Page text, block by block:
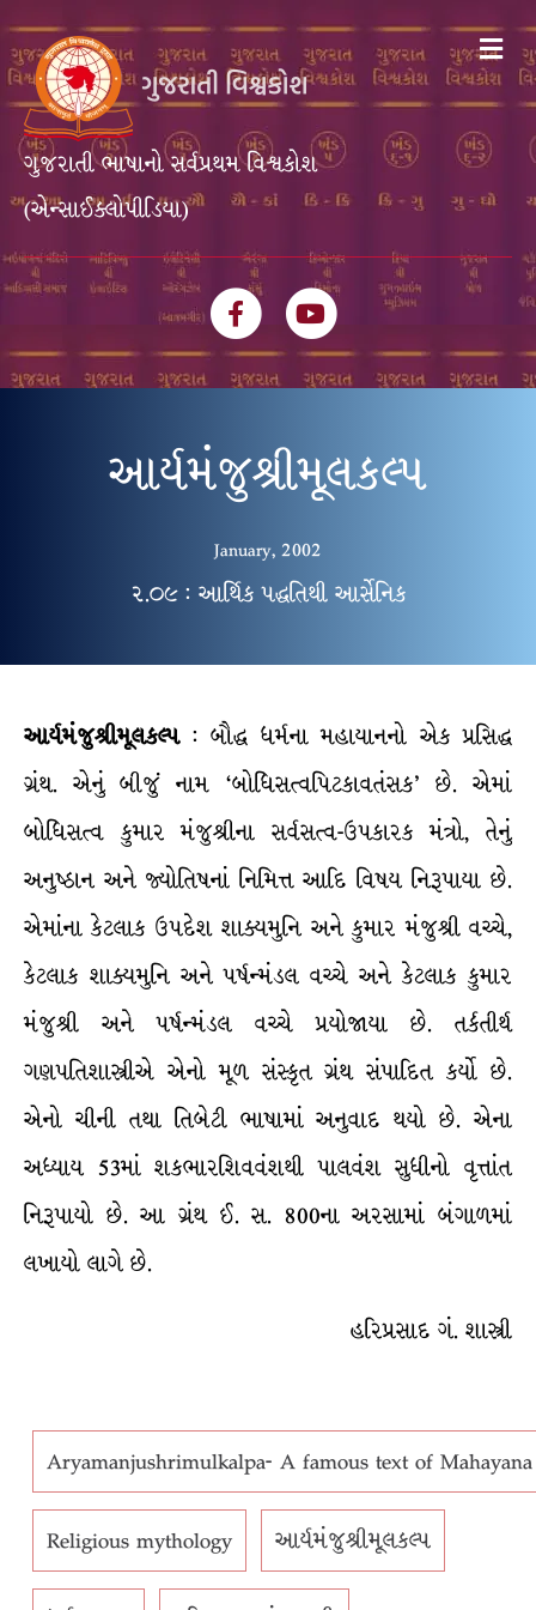
ગુજરાતી ભાષાનો સર્વપ્રથમ વિશ્વકોશ
(એન્સાઈક્લોપીડિયા)
FacebookYoutube
આર્યમંજુશ્રીમૂલકલ્પ
January, 2002
૨.૦૯ : આર્થિક પદ્ધતિથી આર્સેનિક
આર્યમંજુશ્રીમૂલકલ્પ: બૌદ્ધ ધર્મના મહાયાનનો એક પ્રસિદ્ધ
ગ્રંથ. એનું બીજું નામ ‘બોધિસત્વપિટકાવતંસક’ છે. એમાં
બોધિસત્વ કુમાર મંજુશ્રીના સર્વસત્વ-ઉપકારક મંત્રો, તેનું
અનુષ્ઠાન અને જ્યોતિષનાં નિમિત્ત આદિ વિષય નિરૂપાયા છે.
એમાંના કેટલાક ઉપદેશ શાક્યમુનિ અને કુમાર મંજુશ્રી વચ્ચે,
કેટલાક શાક્યમુનિ અને પર્ષન્મંડલ વચ્ચે અને કેટલાક કુમાર
મંજુશ્રી અને પર્ષન્મંડલ વચ્ચે પ્રયોજાયા છે. તર્કતીર્થ
ગણપતિશાસ્ત્રીએ એનો મૂળ સંસ્કૃત ગ્રંથ સંપાદિત કર્યો છે.
એનો ચીની તથા તિબેટી ભાષામાં અનુવાદ થયો છે. એના
અધ્યાય 53માં શકભારશિવવંશથી પાલવંશ સુધીનો વૃત્તાંત
નિરૂપાયો છે. આ ગ્રંથ ઈ. સ. 800ના અરસામાં બંગાળમાં
લખાયો લાગે છે.
હરિપ્રસાદ ગં. શાસ્ત્રી
Aryamanjushrimulkalpa- A famous text of
Religious mythology આર્યમંજુશ્રીમૂલકલ્પ